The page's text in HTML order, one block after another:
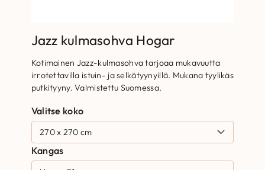
Jazz kulmasohva Hogar
Kotimainen Jazz-kulmasohva tarjoaa mukavuutta
irrotettavilla istuin- ja selkätyynyillä. Mukana tyylikäs
putkityyny. Valmistettu Suomessa.
Valitse koko
Kangas